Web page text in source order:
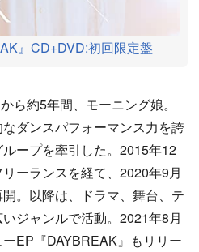
』CD+DVD:初回限定盤
ら約5年間、モーニング娘。
ダンスパフォーマンス力を誇
ープを牽引した。2015年12
ーランスを経て、2020年9月
。以降は、ドラマ、舞台、テ
ジャンルで活動。2021年8月
EP『DAYBREAK』もリリー